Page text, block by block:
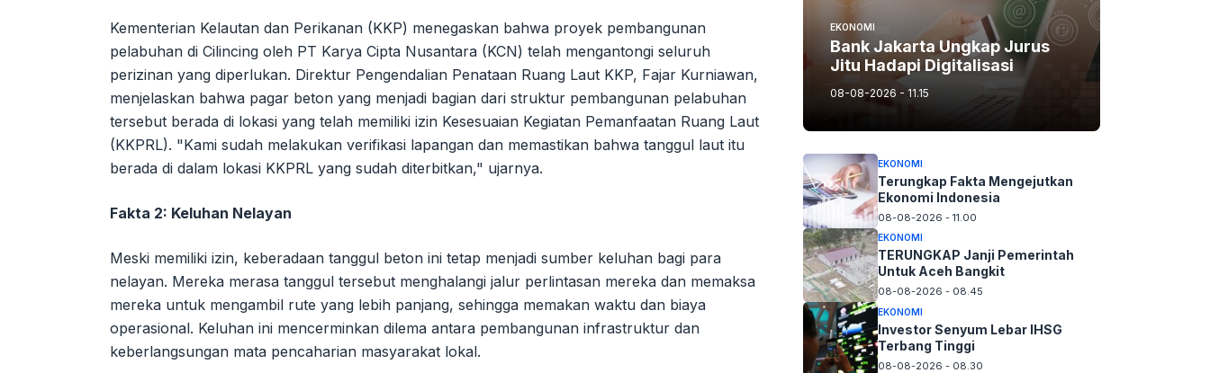
Kementerian Kelautan dan Perikanan (KKP) menegaskan bahwa proyek pembangunan
pelabuhan di Cilincing oleh PT Karya Cipta Nusantara (KCN) telah mengantongi seluruh
perizinan yang diperlukan. Direktur Pengendalian Penataan Ruang Laut KKP, Fajar Kurniawan,
menjelaskan bahwa pagar beton yang menjadi bagian dari struktur pembangunan pelabuhan
tersebut berada di lokasi yang telah memiliki izin Kesesuaian Kegiatan Pemanfaatan Ruang Laut
(KKPRL). "Kami sudah melakukan verifikasi lapangan dan memastikan bahwa tanggul laut itu
berada di dalam lokasi KKPRL yang sudah diterbitkan," ujarnya.
Fakta 2: Keluhan Nelayan
Meski memiliki izin, keberadaan tanggul beton ini tetap menjadi sumber keluhan bagi para
nelayan. Mereka merasa tanggul tersebut menghalangi jalur perlintasan mereka dan memaksa
mereka untuk mengambil rute yang lebih panjang, sehingga memakan waktu dan biaya
operasional. Keluhan ini mencerminkan dilema antara pembangunan infrastruktur dan
keberlangsungan mata pencaharian masyarakat lokal.
EKONOMI
Bank Jakarta Ungkap Jurus
Jitu Hadapi Digitalisasi
08-08-2026 - 11.15
EKONOMI
Terungkap Fakta Mengejutkan
Ekonomi Indonesia
08-08-2026 - 11.00
EKONOMI
TERUNGKAP Janji Pemerintah
Untuk Aceh Bangkit
08-08-2026 - 08.45
EKONOMI
Investor Senyum Lebar IHSG
Terbang Tinggi
08-08-2026 - 08.30